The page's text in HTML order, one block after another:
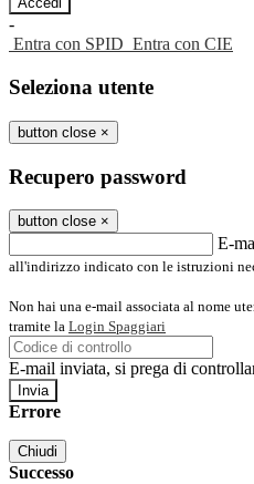
-
Entra con SPID Entra con CIE
Seleziona utente
button close ×
Recupero password
button close ×
E-
all'indirizzo indicato con le istruzioni
Non hai una e-mail associata al nome
tramite la Login Spaggiari
E-mail inviata, si prega di
Errore
Chiudi
Successo